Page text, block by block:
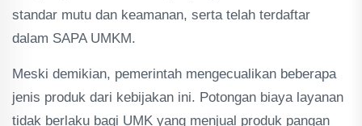
standar mutu dan keamanan, serta telah terdaftar
dalam SAPA UMKM.
Meski demikian, pemerintah mengecualikan beberapa
jenis produk dari kebijakan ini. Potongan biaya layanan
tidak berlaku bagi UMK yang menjual produk pangan